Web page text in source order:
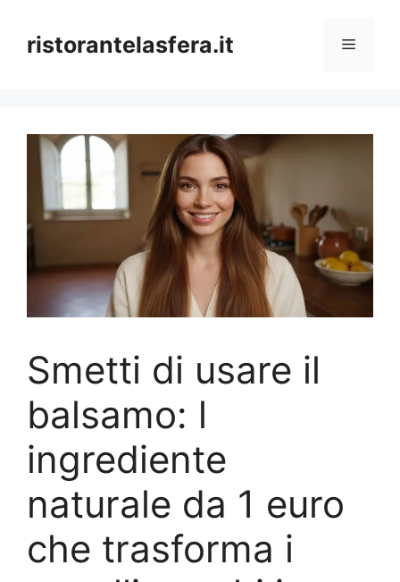
contentristorantelasfera.it Menu
Smetti di usare il
balsamo: l
ingrediente
naturale da 1 euro
che trasforma i